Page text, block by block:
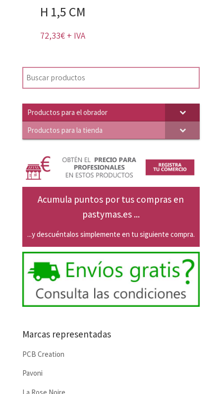
H 1,5 CM
72,33€ + IVA
Productos para el obrador
Productos para la tienda
Acumula puntos por tus compras en
pastymas.es ...
...y descuéntalos simplemente en tu siguiente compra.
Marcas representadas
PCB Creation
Pavoni
La Rose Noire